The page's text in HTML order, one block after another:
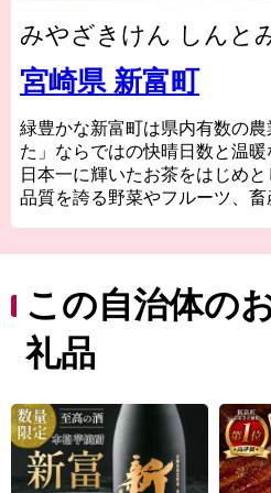
みやざきけん しんと
宮崎県 新富町
緑豊かな新富町は県内有数の
た」ならではの快晴日数と温
日本一に輝いたお茶をはじめ
品質を誇る野菜やフルーツ、
チ」のブランドは、各種メデ
か、銀座の一流菓子店に愛用
知名度を得ています。
物・アカウミガメの貴重な産
た古墳群や、400年の時を越え
地域に息づいており、歴史の色
す。
この自治体の
礼品